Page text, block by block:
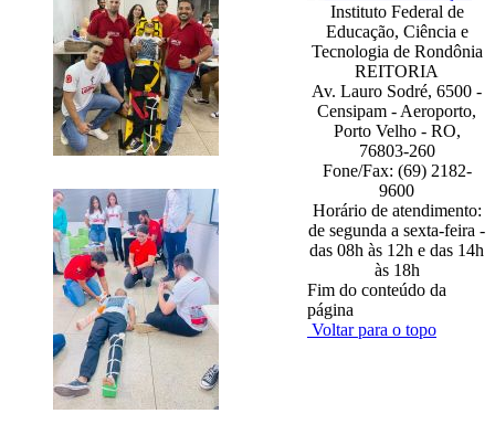
Instituto Federal de
Educação, Ciência e
Tecnologia de Rondônia
REITORIA
Av. Lauro Sodré, 6500 -
Censipam - Aeroporto,
Porto Velho - RO,
76803-260
Fone/Fax: (69) 2182-
9600
Horário de atendimento:
de segunda a sexta-feira -
das 08h às 12h e das 14h
às 18h
Fim do conteúdo da
página
Voltar para o topo